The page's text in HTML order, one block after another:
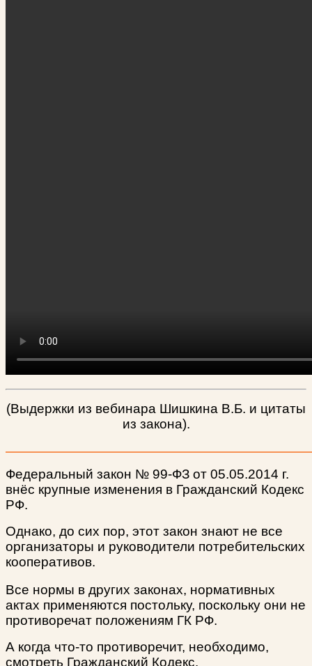
(Выдержки из вебинара Шишкина В.Б. и цитаты
из закона).
Федеральный закон № 99-ФЗ от 05.05.2014 г.
внёс крупные изменения в Гражданский Кодекс
РФ.
Однако, до сих пор, этот закон знают не все
организаторы и руководители потребительских
кооперативов.
Все нормы в других законах, нормативных
актах применяются постольку, поскольку они не
противоречат положениям ГК РФ.
А когда что-то противоречит, необходимо,
смотреть Гражданский Кодекс.